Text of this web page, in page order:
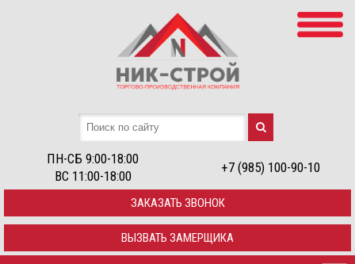
ПН-СБ 9:00-18:00
ВС 11:00-18:00
+7 (985) 100-90-10
ЗАКАЗАТЬ ЗВОНОК
ВЫЗВАТЬ ЗАМЕРЩИКА